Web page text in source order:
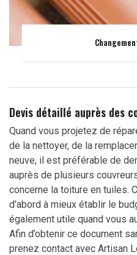
Devis détaillé auprès des
Quand vous projetez de
de la nettoyer, de la
neuve, il est préférable de
auprès de plusieurs
concerne la toiture en tuiles.
d’abord à mieux établir le
également utile quand vous
Afin d’obtenir ce document
prenez contact avec Artisan